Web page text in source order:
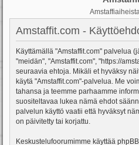
Amstaffit.com -
Käyttämällä "Amstaffit.com" palvelua
"meidän", "Amstaffit.com", "https://
seuraavia ehtoja. Mikäli et hyväksy
käytä "Amstaffit.com"-palvelua. Me
tahansa ja teemme parhaamme
suositeltavaa lukea nämä ehdot
palvelun käyttö vaatii että hyväksyt
on päivitetty tai korjattu.
Keskustelufoorumimme käyttää